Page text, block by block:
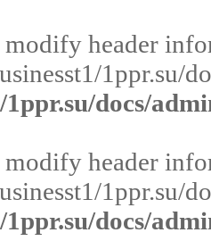
modify header
1ppr.su/
1ppr.su/docs/
modify header
1ppr.su/
1ppr.su/docs/